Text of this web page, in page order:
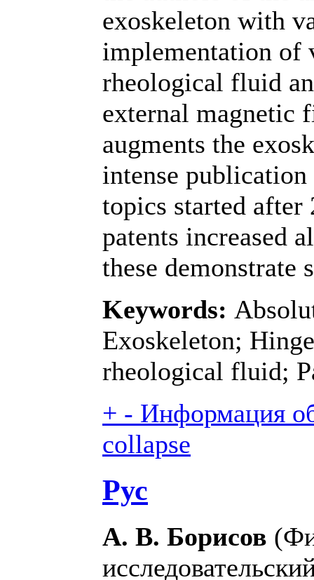
exoskeleton with
implementation of
rheological fluid
external magnetic
augments the
intense
topics started after
patents increased
these demonstrate
Keywords:
Exoskeleton;
rheological fluid;
+ - Информация
collapse
Рус
А. В. Борисов